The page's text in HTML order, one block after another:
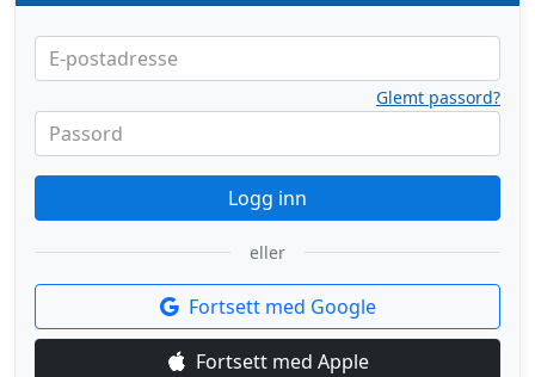
E-postadresse
Passord
Glemt passord?
Logg inn
eller
Fortsett med Google
Fortsett med Apple